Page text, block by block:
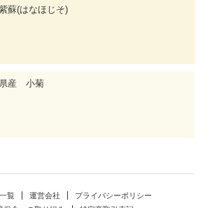
蘇(はなほじそ)
産 小菊
覧 運営会社
プライバシーポリシー